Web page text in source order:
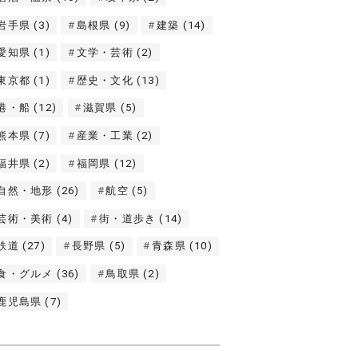
手県 (3) 島根県 (9) 建築 (14)
知県 (1) 文学・芸術 (2)
京都 (1) 歴史・文化 (13)
・船 (12) 滋賀県 (5)
本県 (7) 産業・工業 (2)
井県 (2) 福岡県 (12)
然・地形 (26) 航空 (5)
術・美術 (4) 街・道歩き (14)
道 (27) 長野県 (5) 青森県 (10)
・グルメ (36) 鳥取県 (2)
児島県 (7)